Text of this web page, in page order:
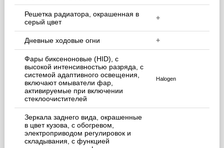
Решетка радиатора, окрашенная в
серый цвет
+
Дневные ходовые огни +
Фары биксеноновые (HID), с
высокой интенсивностью разряда, с
системой адаптивного освещения,
включают омыватели фар,
активируемые при включении
стеклоочистителей
Halogen
Зеркала заднего вида, окрашенные
в цвет кузова, с обогревом,
электроприводом регулировок и
складывания, с функцией